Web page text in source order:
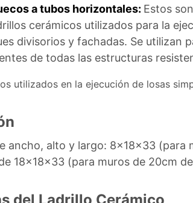
a tubos horizontales: Estos
cerámicos utilizados para la
divisorios y fachadas. Se utilizan
de todas las estructuras
utilizados en la ejecución de losas
ancho, alto y largo: 8x18x33 (para
18x18x33 (para muros de 20cm